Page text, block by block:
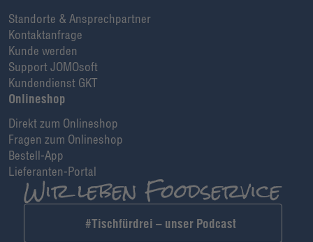
Standorte & Ansprechpartner
Kontaktanfrage
Kunde werden
Support JOMOsoft
Kundendienst GKT
Onlineshop
Direkt zum Onlineshop
Fragen zum Onlineshop
Bestell-App
Lieferanten-Portal
#Tischfürdrei – unser Podcast